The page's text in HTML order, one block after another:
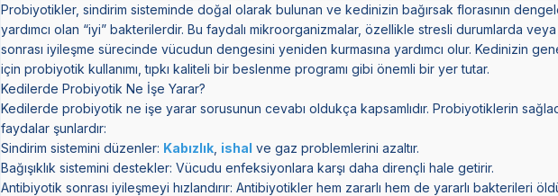
Probiyotikler, sindirim sisteminde doğal olarak bulunan ve kedinizin bağırsak florasının
yardımcı olan “iyi” bakterilerdir. Bu faydalı mikroorganizmalar, özellikle stresli durumlarda veya
sonrası iyileşme sürecinde vücudun dengesini yeniden kurmasına yardımcı olur. Kedinizin
için probiyotik kullanımı, tıpkı kaliteli bir beslenme programı gibi önemli bir yer tutar.
Kedilerde Probiyotik Ne İşe Yarar?
Kedilerde probiyotik ne işe yarar sorusunun cevabı oldukça kapsamlıdır. Probiyotiklerin
faydalar şunlardır:
Sindirim sistemini düzenler: Kabızlık ishal ve gaz problemlerini azaltır.
Bağışıklık sistemini destekler: Vücudu enfeksiyonlara karşı daha dirençli hale getirir.
Antibiyotik sonrası iyileşmeyi hızlandırır: Antibiyotikler hem zararlı hem de yararlı bakterileri